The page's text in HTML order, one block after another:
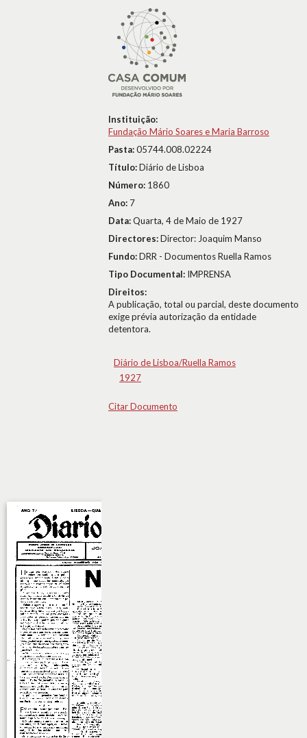
Instituição:
Fundação Mário Soares e Maria Barroso
Pasta:05744.008.02224
Título:Diário de Lisboa
Número: 1860
Ano: 7
Data:Quarta, 4 de Maio de 1927
Directores:Director: Joaquim Manso
Fundo:DRR - Documentos Ruella Ramos
Tipo Documental: IMPRENSA
Direitos:
A publicação, total ou parcial, deste documento
exige prévia autorização da entidade
detentora.
Diário de Lisboa/Ruella Ramos
1927
Citar Documento